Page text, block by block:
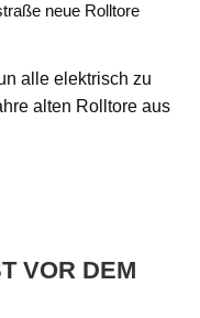
neue Rolltore
alle elektrisch zu
alten Rolltore aus
VOR DEM